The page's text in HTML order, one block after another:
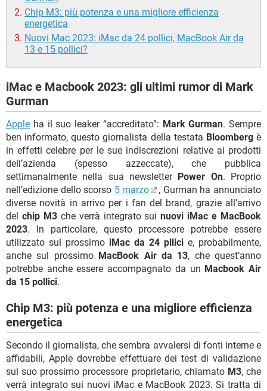
Chip M3: più potenza e una migliore efficienza
energetica
Nuovi Mac 2023: iMac da 24 pollici, MacBook Air da
13 e 15 pollici?
iMac e Macbook 2023: gli ultimi rumor di Mark
Gurman
Apple ha il suo leaker “accreditato”: Mark Gurman. Sempre
ben informato, questo giornalista della testata Bloombergè
in effetti celebre per le sue indiscrezioni relative ai prodotti
dell’azienda (spesso azzeccate), che pubblica
settimanalmente nella sua newsletter Power On. Proprio
nell’edizione dello scorso 5 marzo
, Gurman ha annunciato
diverse novità in arrivo per i fan del brand, grazie all’arrivo
del chip M3che verrà integrato suinuovi iMac e MacBook
2023. In particolare, questo processore potrebbe essere
utilizzato sul prossimo iMac da 24 pllici e, probabilmente,
anche sul prossimo MacBook Air da 13, che quest’anno
potrebbe anche essere accompagnato da un Macbook Air
da 15 pollici.
Chip M3: più potenza e una migliore efficienza
energetica
Secondo il giornalista, che sembra avvalersi di fonti interne e
affidabili, Apple dovrebbe effettuare dei test di validazione
sul suo prossimo processore proprietario, chiamato M3, che
verrà integrato sui nuovi iMac e MacBook 2023. Si tratta di